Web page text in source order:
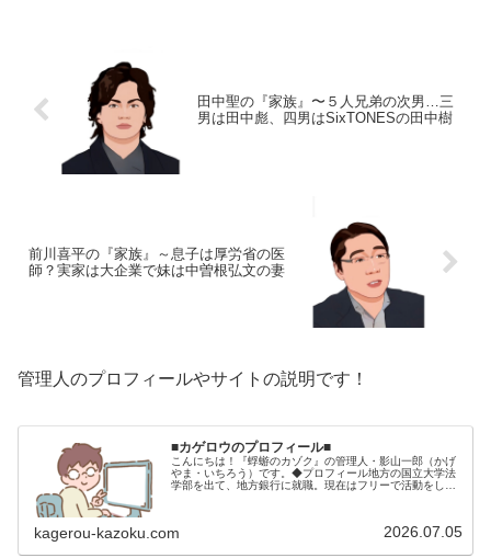
田中聖の『家族』〜５人兄弟の次男…三
男は田中彪、四男はSixTONESの田中樹
前川喜平の『家族』～息子は厚労省の医
師？実家は大企業で妹は中曽根弘文の妻
管理人のプロフィールやサイトの説明です！
■カゲロウのプロフィール■
こんにちは！『蜉蝣のカゾク』の管理人・影山一郎（かげ
やま・いちろう）です。◆プロフィール地方の国立大学法
学部を出て、地方銀行に就職。現在はフリーで活動をして
kagerou-kazoku.com 2026.07.05